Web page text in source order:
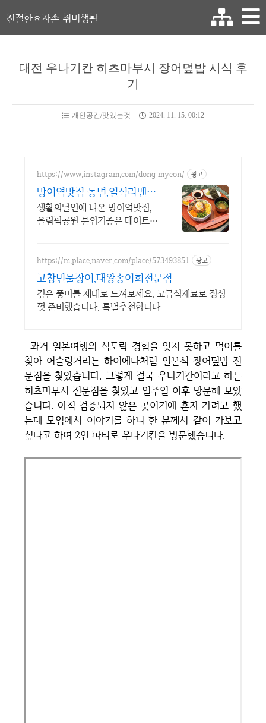
친절한효자손 취미생활
대전 우나기칸 히츠마부시 장어덮밥 시식 후
기
개인공간/맛있는것 2024. 11. 15. 00:12
https://www.instagram.com/dong_myeon/ 광고
방이역맛집 동면,일식라멘덮
밥
생활의달인에 나온 방이역맛집,
올림픽공원 분위기좋은 데이트장
https://m.place.naver.com/place/573493851 광고
고창민물장어,대왕송어회전문점
깊은 풍미를 제대로 느껴보세요. 고급식재료로 정성
껏 준비했습니다. 특별추천합니다
과거 일본여행의 식도락 경험을 잊지 못하고 먹이를
찾아 어슬렁거리는 하이에나처럼 일본식 장어덮밥 전
문점을 찾았습니다. 그렇게 결국 우나기칸이라고 하는
히츠마부시 전문점을 찾았고 일주일 이후 방문해 보았
습니다. 아직 검증되지 않은 곳이기에 혼자 가려고 했
는데 모임에서 이야기를 하니 한 분께서 같이 가보고
싶다고 하여 2인 파티로 우나기칸을 방문했습니다.